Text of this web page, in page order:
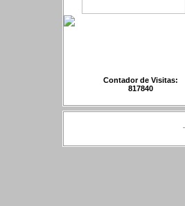
Contador de Visitas:
817840